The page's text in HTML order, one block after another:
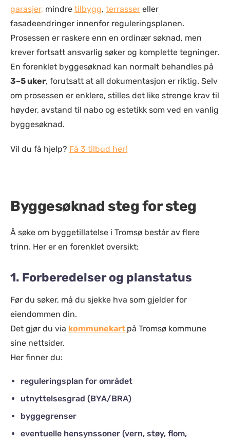
garasjer, mindre tilbygg, terrasser eller
fasadeendringer innenfor reguleringsplanen.
Prosessen er raskere enn en ordinær søknad, men
krever fortsatt ansvarlig søker og komplette tegninger.
En forenklet byggesøknad kan normalt behandles på
3–5 uker, forutsatt at all dokumentasjon er riktig. Selv
om prosessen er enklere, stilles det like strenge krav til
høyder, avstand til nabo og estetikk som ved en vanlig
byggesøknad.
Vil du få hjelp? Få 3 tilbud her!
Byggesøknad steg for steg
Å søke om byggetillatelse i Tromsø består av flere
trinn. Her er en forenklet oversikt:
1. Forberedelser og planstatus
Før du søker, må du sjekke hva som gjelder for
eiendommen din.
Det gjør du via kommunekart på Tromsø kommune
sine nettsider.
Her finner du:
reguleringsplan for området
utnyttelsesgrad (BYA/BRA)
byggegrenser
eventuelle hensynssoner (vern, støy, flom,